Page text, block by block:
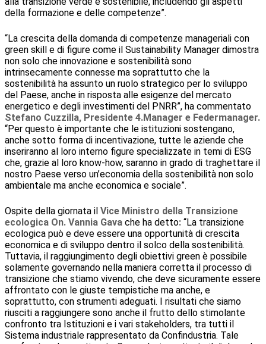
della formazione e delle competenze”.
“La crescita della domanda di competenze manageriali con
green skill e di figure come il Sustainability Manager dimostra
non solo che innovazione e sostenibilità sono
intrinsecamente connesse ma soprattutto che la
sostenibilità ha assunto un ruolo strategico per lo sviluppo
del Paese, anche in risposta alle esigenze del mercato
energetico e degli investimenti del PNRR”, ha commentato
Stefano Cuzzilla, Presidente 4.Manager e Federmanager.
“Per questo è importante che le istituzioni sostengano,
anche sotto forma di incentivazione, tutte le aziende che
inseriranno al loro interno figure specializzate in temi di ESG
che, grazie al loro know-how, saranno in grado di traghettare il
nostro Paese verso un’economia della sostenibilità non solo
ambientale ma anche economica e sociale”.
Ospite della giornata il Vice Ministro della Transizione
ecologica On. Vannia Gava che ha detto: “La transizione
ecologica può e deve essere una opportunità di crescita
economica e di sviluppo dentro il solco della sostenibilità.
Tuttavia, il raggiungimento degli obiettivi green è possibile
solamente governando nella maniera corretta il processo di
transizione che stiamo vivendo, che deve sicuramente essere
affrontato con le giuste tempistiche ma anche, e
soprattutto, con strumenti adeguati. I risultati che siamo
riusciti a raggiungere sono anche il frutto dello stimolante
confronto tra Istituzioni e i vari stakeholders, tra tutti il
Sistema industriale rappresentato da Confindustria. Tale